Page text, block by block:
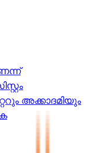
അക്കാദമിയും